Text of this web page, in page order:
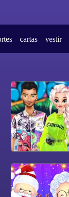
cartas vestir